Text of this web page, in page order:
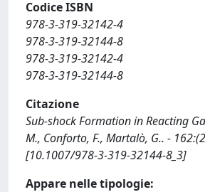
Codice ISBN
978-3-319-32142-4
978-3-319-32144-8
978-3-319-32142-4
978-3-319-32144-8
Citazione
Sub-shock Formation in Reacting
M., Conforto, F., Martalò, G.. -
[10.1007/978-3-319-32144-8_3]
Appare nelle tipologie: